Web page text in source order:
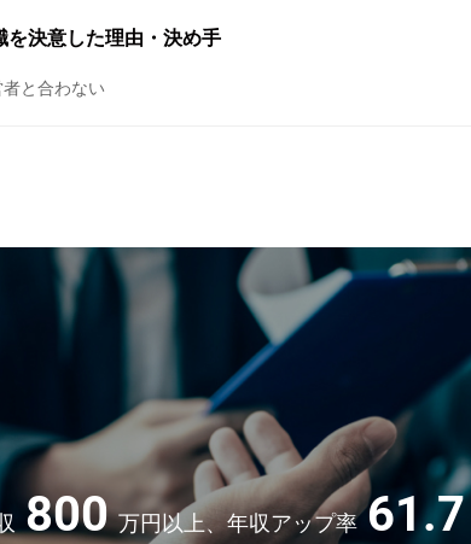
を決意した理由・決め手
と合わない
800 万円以上、年収アップ率 61.7